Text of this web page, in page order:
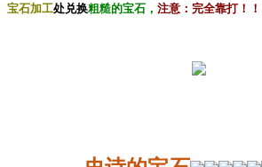
宝石加工处兑换粗糙的宝石， 注意：完全靠打！！